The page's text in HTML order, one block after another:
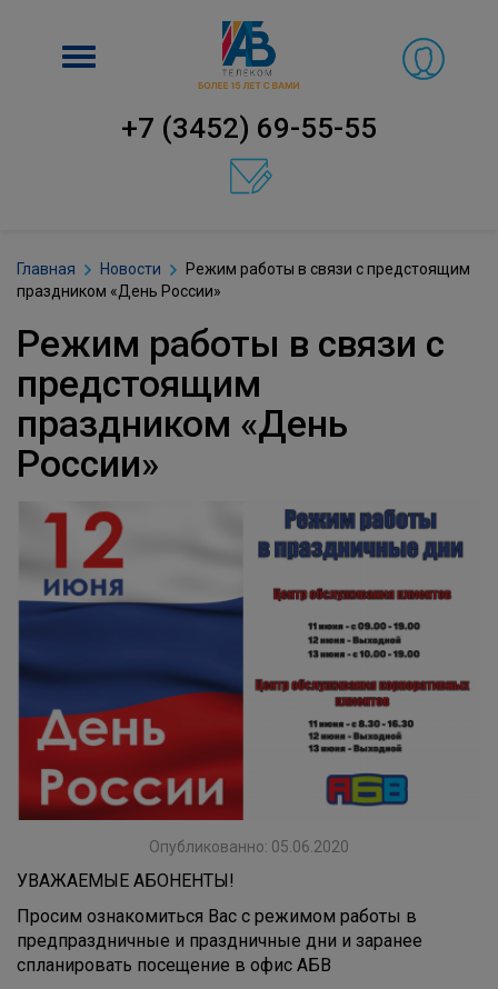
Включить
+7 (3452) 69-55-55
Главная Новости
Режим работы в связи с предстоящим
праздником «День России»
Режим работы в связи с
предстоящим
праздником «День
России»
Опубликованно: 05.06.2020
УВАЖАЕМЫЕ АБОНЕНТЫ!
Просим ознакомиться Вас с режимом работы в
предпраздничные и праздничные дни и заранее
спланировать посещение в офис АБВ